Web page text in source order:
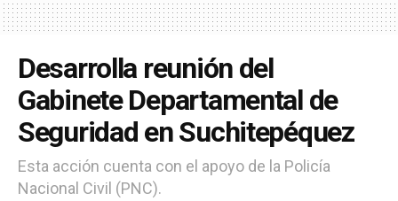
Desarrolla reunión del
Gabinete Departamental de
Seguridad en Suchitepéquez
Esta acción cuenta con el apoyo de la Policía
Nacional Civil (PNC).